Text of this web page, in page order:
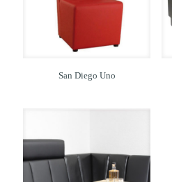
San Diego Uno